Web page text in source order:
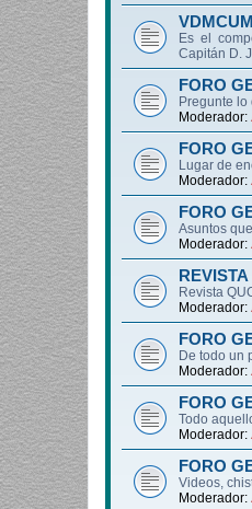
Es el
Capitán D.
FORO
Pregunte
Moderador:
FORO
Lugar de
Moderador:
FORO
Asuntos
Moderador:
Revista
Moderador:
FORO
De todo un
Moderador:
FORO
Todo
Moderador:
FORO
Videos,
Moderador: